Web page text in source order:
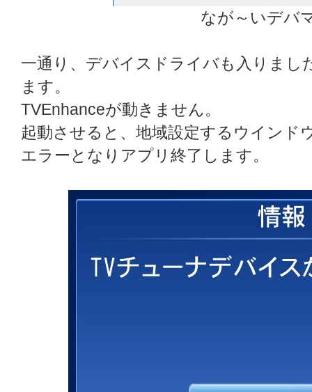
なが～いデバ
一通り、デバイスドライバも入りまし
ます。
TVEnhanceが動きません。
起動させると、地域設定するウインド
エラーとなりアプリ終了します。